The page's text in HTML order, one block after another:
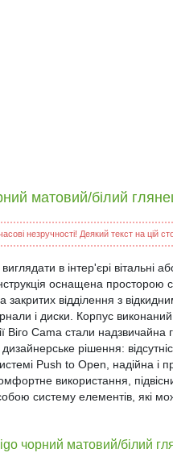
матовий/білий
незручності! Деякий текст на цій
в інтер'єрі вітальні
оснащена просторою
закритих відділення з
і диски. Корпус
Cama стали надзвичайна
рішення:
Push to Open, надійна і
використання,
собою систему елементів, які
чорний матовий/білий